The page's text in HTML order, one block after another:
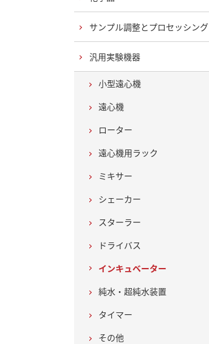
サンプル調整とプロセッシング
汎用実験機器
小型遠心機
遠心機
ローター
遠心機用ラック
ミキサー
シェーカー
スターラー
ドライバス
インキュベーター
純水・超純水装置
タイマー
その他